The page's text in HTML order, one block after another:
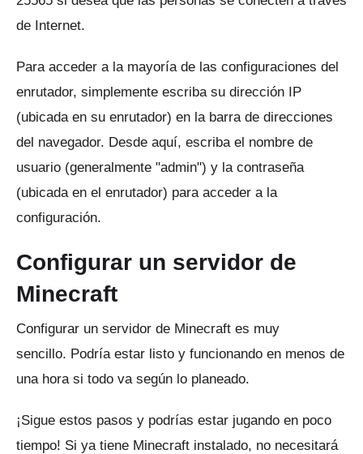
de Internet.
Para acceder a la mayoría de las configuraciones del
enrutador, simplemente escriba su dirección IP
(ubicada en su enrutador) en la barra de direcciones
del navegador. Desde aquí, escriba el nombre de
usuario (generalmente "admin") y la contraseña
(ubicada en el enrutador) para acceder a la
configuración.
Configurar un servidor de
Minecraft
Configurar un servidor de Minecraft es muy
sencillo. Podría estar listo y funcionando en menos de
una hora si todo va según lo planeado.
¡Sigue estos pasos y podrías estar jugando en poco
tiempo! Si ya tiene Minecraft instalado, no necesitará